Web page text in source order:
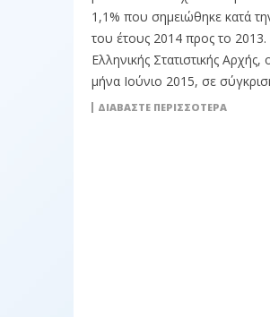
1,1% που σηµειώθηκε κατά
του έτους 2014 προς το
Ελληνικής Στατιστικής Αρχής,
µήνα Ιούνιο 2015, σε
ΔΙΑΒΆΣΤΕ ΠΕΡΙΣΣΌΤΕΡΑ